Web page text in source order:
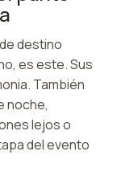
destino
es este. Sus
También
noche,
lejos o
del evento